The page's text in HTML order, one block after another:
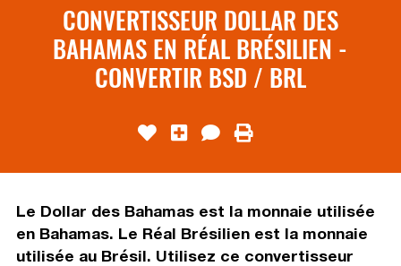
CONVERTISSEUR DOLLAR DES
BAHAMAS EN RÉAL BRÉSILIEN -
CONVERTIR BSD / BRL
Le Dollar des Bahamas est la monnaie utilisée
en Bahamas. Le Réal Brésilien est la monnaie
utilisée au Brésil. Utilisez ce convertisseur